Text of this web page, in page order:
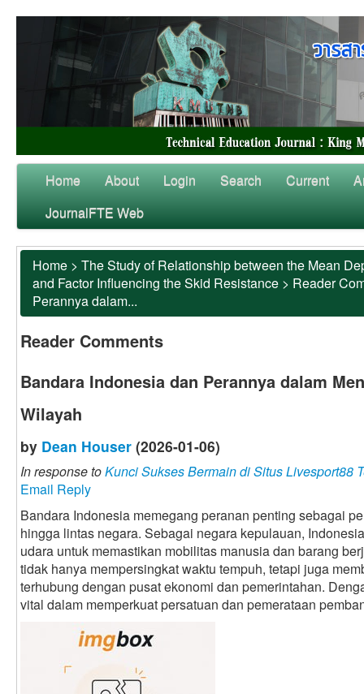
Home About Login Search Current
JournalFTE Web
Home > The Study of Relationship between the Mean
and Factor Influencing the Skid Resistance > Reader
Perannya dalam...
Reader Comments
Bandara Indonesia dan Perannya dalam
Wilayah
by Dean Houser (2026-01-06)
In response toKunci Sukses Bermain di Situs Livesport88
Email Reply
Bandara Indonesia memegang peranan penting sebagai
hingga lintas negara. Sebagai negara kepulauan,
udara untuk memastikan mobilitas manusia dan barang
tidak hanya mempersingkat waktu tempuh, tetapi juga
terhubung dengan pusat ekonomi dan pemerintahan.
vital dalam memperkuat persatuan dan pemerataan